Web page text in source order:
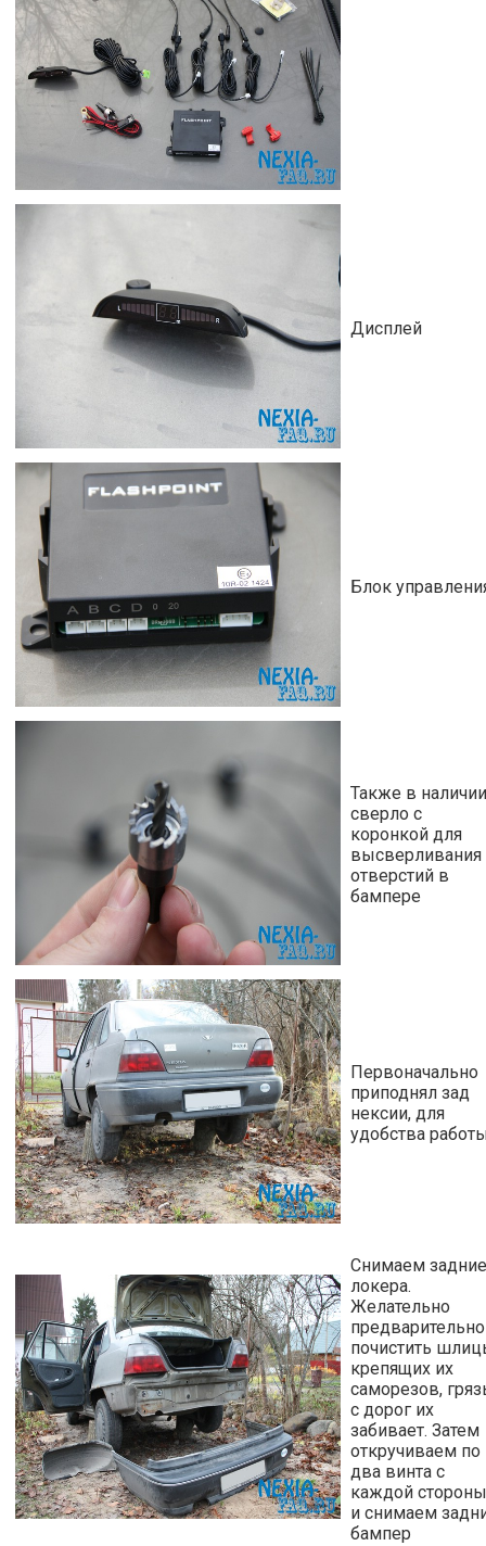
Дисплей
Блок
Также в наличии
сверло с
коронкой для
высверливания
отверстий в
бампере
Первоначально
приподнял зад
нексии, для
удобства
Снимаем задние
локера.
Желательно
предварительно
почистить
крепящих их
саморезов,
с дорог их
забивает. Затем
откручиваем по
два винта с
каждой
и снимаем
бампер